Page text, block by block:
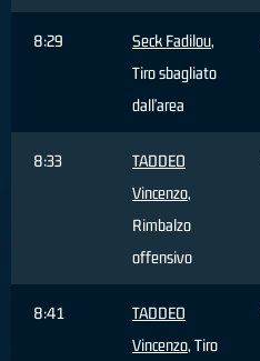
8:29 Seck Fadilou,
Tiro sbagliato
dall'area
8:33
TADDEO
Vincenzo,
Rimbalzo
offensivo
8:41
TADDEO
Vincenzo, Tiro